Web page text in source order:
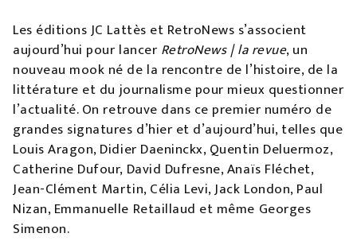
Les éditions JC Lattès et RetroNews s’associent
aujourd’hui pour lancer RetroNews | la revue, un
nouveau mook né de la rencontre de l’histoire, de la
littérature et du journalisme pour mieux questionner
l’actualité. On retrouve dans ce premier numéro de
grandes signatures d’hier et d’aujourd’hui, telles que
Louis Aragon, Didier Daeninckx, Quentin Deluermoz,
Catherine Dufour, David Dufresne, Anaïs Fléchet,
Jean-Clément Martin, Célia Levi, Jack London, Paul
Nizan, Emmanuelle Retaillaud et même Georges
Simenon.